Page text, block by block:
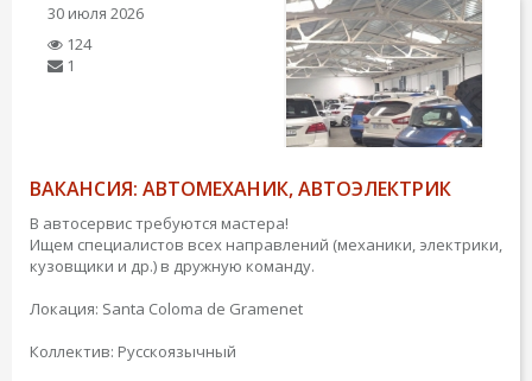
30 июля 2026
124
1
ВАКАНСИЯ: АВТОМЕХАНИК, АВТОЭЛЕКТРИК
В автосервис требуются мастера!
Ищем специалистов всех направлений (механики, электрики,
кузовщики и др.) в дружную команду.
Локация: Santa Coloma de Gramenet
Коллектив: Русскоязычный